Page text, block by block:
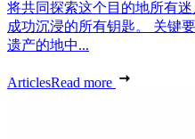
将共同探索这个目的地所有
成功沉浸的所有钥匙。 关键
遗产的地中...
ArticlesRead more